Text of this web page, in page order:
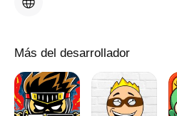
Más del desarrollador